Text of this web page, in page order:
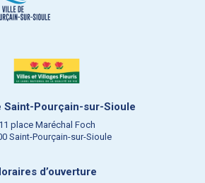
Saint-Pourçain-sur-Sioule
11 place Maréchal Foch
Saint-Pourçain-sur-Sioule
d’ouverture